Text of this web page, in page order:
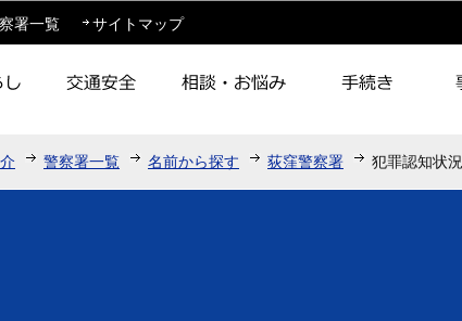
このページの本文へ移動
署一覧 サイトマップ
警察署一覧 名前から探す 荻窪警察署 犯罪認知状況